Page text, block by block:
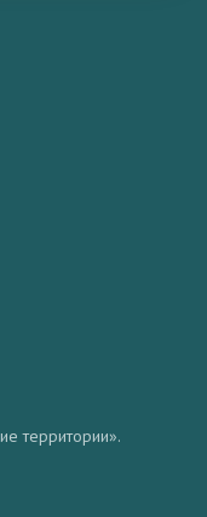
территории».